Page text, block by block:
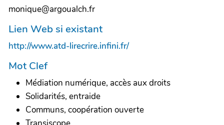
monique@argoualch.fr
Lien Web si existant
http://www.atd-lirecrire.infini.fr/
Mot Clef
Médiation numérique, accès aux droits
Solidarités, entraide
Communs, coopération ouverte